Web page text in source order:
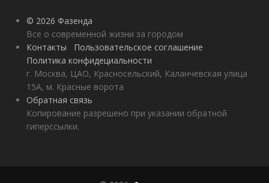
© 2026 Фазенда
Все о современной жизни за городом
Контакты
Пользовательское соглашение
Политика конфидециальности
г. Москва, ЦАО, Красносельский, Каланчевская улица
15А, м. Красные ворота
Обратная связь
Копирование разрешено при указании обратной
гиперссылки.